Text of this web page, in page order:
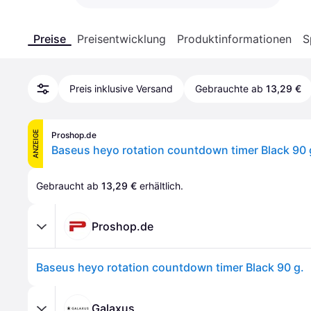
Preise Preisentwicklung Produktinformationen
Preis inklusive Versand Gebrauchte ab 13,29 €
ANZEIGE Proshop.de
Baseus heyo rotation countdown timer Black 90
Gebraucht ab 13,29 € erhältlich.
Proshop.de
Baseus heyo rotation countdown timer Black 90 g.
Galaxus